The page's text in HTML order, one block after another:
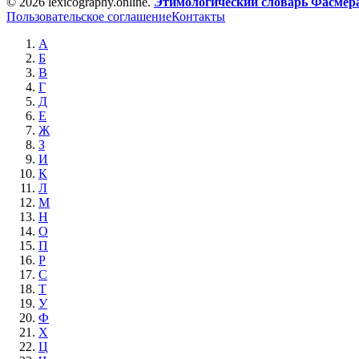
Пользовательское соглашениеКонтакты
А
Б
В
Г
Д
Е
Ж
З
И
К
Л
М
Н
О
П
Р
С
Т
У
Ф
Х
Ц